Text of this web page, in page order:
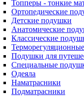
Топперы - тонкие
Ортопедические
Детские подушки
Анатомические
Классические
Подушки для
Специальные
Одеяла
Наматрасники
Подматрасники